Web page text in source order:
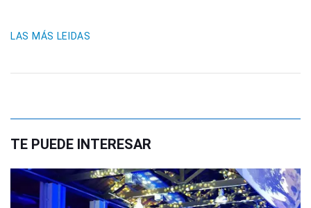
LAS MÁS LEIDAS
TE PUEDE INTERESAR